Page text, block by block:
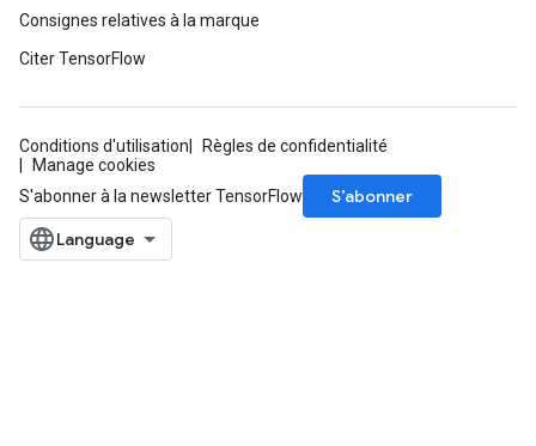
Consignes relatives à la marque
Citer TensorFlow
Conditions d'utilisation
Règles de confidentialité
Manage cookies
S'abonner à la newsletter TensorFlow
S’abonner